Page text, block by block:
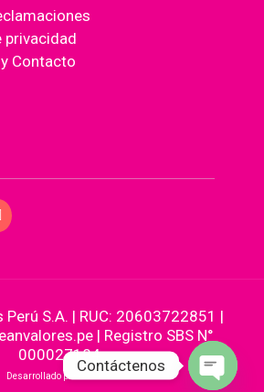
privacidad
Contacto
Perú S.A. | RUC: 20603722851 |
| Registro SBS N°
000027184
Desarrollado por
Contáctenos